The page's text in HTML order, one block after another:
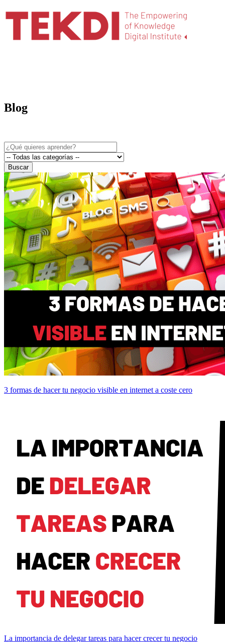
Blog
Buscar
3 formas de hacer tu negocio visible en internet a coste cero
La importancia de delegar tareas para hacer crecer tu negocio